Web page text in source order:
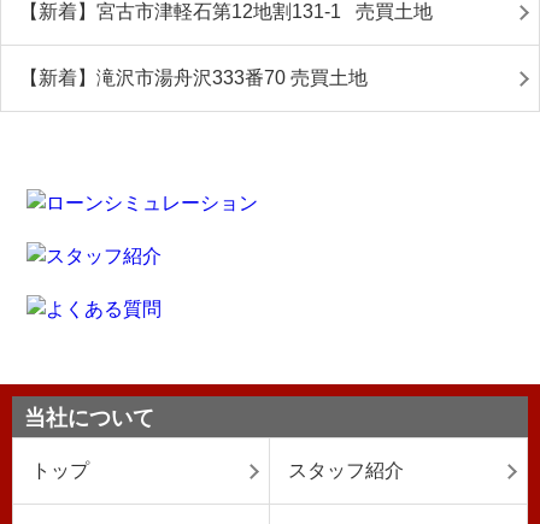
【新着】宮古市津軽石第12地割131-1 売買土地
【新着】滝沢市湯舟沢333番70 売買土地
当社について
トップ スタッフ紹介